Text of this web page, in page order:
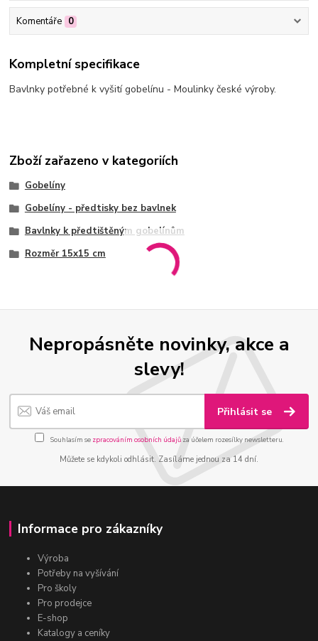
Komentáře 0
Kompletní specifikace
Bavlnky potřebné k vyšití gobelínu - Moulinky české výroby.
Zboží zařazeno v kategoriích
Gobelíny
Gobelíny - předtisky bez bavlnek
Bavlnky k předtištěným gobelínům
Rozměr 15x15 cm
Nepropásněte novinky, akce a
slevy!
Přihlásit se
Souhlasím se zpracováním osobních údajůza účelem rozesílky newsletteru.
Můžete se kdykoli odhlásit. Zasíláme jednou za 14 dní.
Informace pro zákazníky
Výroba
Potřeby na vyšívání
Pro školy
Pro prodejce
E-shop
Katalogy a ceníky